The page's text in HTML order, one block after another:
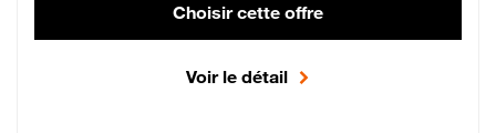
Choisir cette offre
Voir le détail